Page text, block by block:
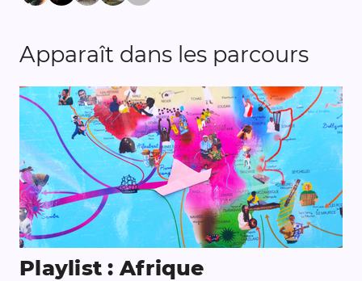
Apparaît dans les parcours
Playlist : Afrique